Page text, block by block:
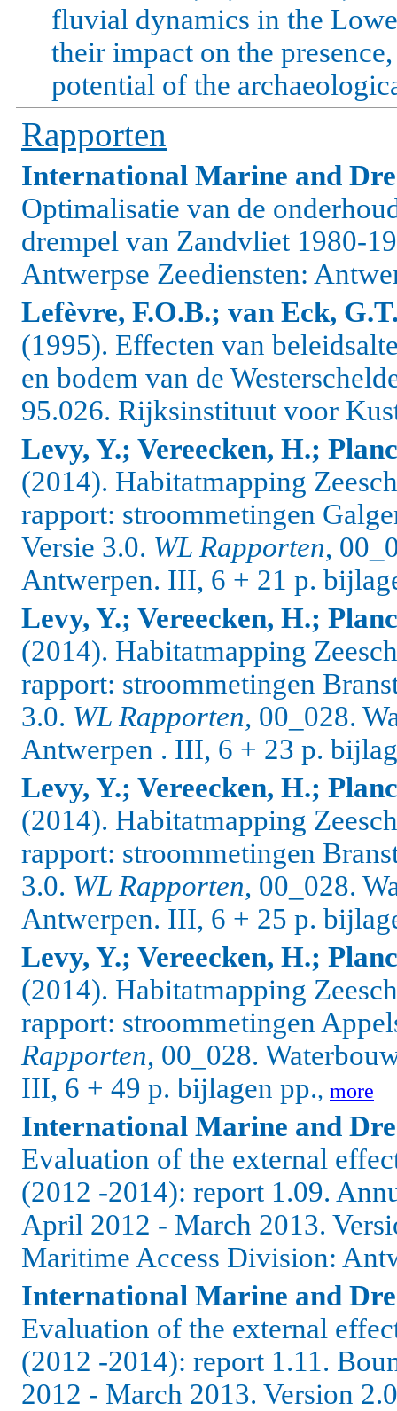
fluvial dynamics in the
their impact on the
potential of the
Rapporten
International Marine and
Optimalisatie van de
drempel van Zandvliet 1980-
Antwerpse Zeediensten:
Lefèvre, F.O.B.; van Eck,
(1995). Effecten van
en bodem van de
95.026. Rijksinstituut voor
Levy, Y.; Vereecken, H.;
(2014). Habitatmapping
rapport: stroommetingen
Versie 3.0. WL Rapporten,
Antwerpen. III, 6 + 21 p.
Levy, Y.; Vereecken, H.;
(2014). Habitatmapping
rapport: stroommetingen
3.0. WL Rapporten, 00_028.
Antwerpen . III, 6 + 23 p.
Levy, Y.; Vereecken, H.;
(2014). Habitatmapping
rapport: stroommetingen
3.0. WL Rapporten, 00_028.
Antwerpen. III, 6 + 25 p.
Levy, Y.; Vereecken, H.;
(2014). Habitatmapping
rapport: stroommetingen
Rapporten, 00_028.
III, 6 + 49 p. bijlagen pp., more
International Marine and
Evaluation of the external
(2012 -2014): report 1.09.
April 2012 - March 2013.
Maritime Access Division:
International Marine and
Evaluation of the external
(2012 -2014): report 1.11.
2012 - March 2013. Version